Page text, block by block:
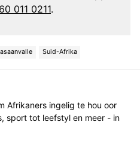
011 0211.
Suid-Afrika
Afrikaners ingelig te hou oor
sport tot leefstyl en meer - in